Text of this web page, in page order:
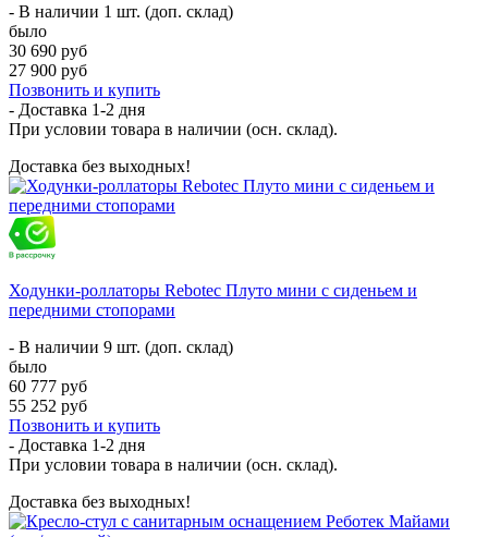
- В наличии 1 шт. (доп. склад)
было
30 690 руб
27 900 руб
Позвонить и купить
- Доставка 1-2 дня
При условии товара в наличии (осн. склад).
Доставка без выходных!
Ходунки-роллаторы Rebotec Плуто мини с сиденьем и
передними стопорами
- В наличии 9 шт. (доп. склад)
было
60 777 руб
55 252 руб
Позвонить и купить
- Доставка 1-2 дня
При условии товара в наличии (осн. склад).
Доставка без выходных!